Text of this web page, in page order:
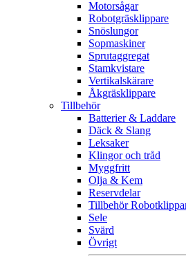
Motorsågar
Robotgräsklippare
Snöslungor
Sopmaskiner
Sprutaggregat
Stamkvistare
Vertikalskärare
Åkgräsklippare
Tillbehör
Batterier & Laddare
Däck & Slang
Leksaker
Klingor och tråd
Myggfritt
Olja & Kem
Reservdelar
Tillbehör
Sele
Svärd
Övrigt